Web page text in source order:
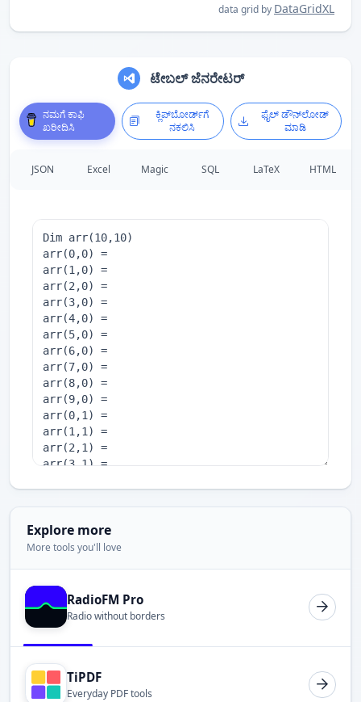
data grid by DataGridXL
ಟೇಬಲ್ ಜೆನರೇಟರ್
ನಮಗೆ ಕಾಫಿ
ಖರೀದಿಸಿ
ಕ್ಲಿಪ್‌ಬೋರ್ಡ್‌ಗೆ
ನಕಲಿಸಿ
ಫೈಲ್ ಡೌನ್‌ಲೋಡ್
ಮಾಡಿ
JSON Excel Magic SQL LaTeX HTML
Explore more
More tools you'll love
RadioFM Pro
Radio without borders
TiPDF
Everyday PDF tools